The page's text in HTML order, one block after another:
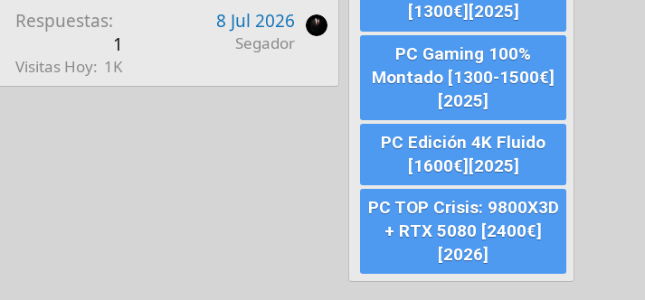
Respuestas
1
Visitas Hoy 1K
8 Jul 2026
Segador
[1300€][2025]
PC Gaming 100%
Montado [1300-1500€]
[2025]
PC Edición 4K Fluido
[1600€][2025]
PC TOP Crisis: 9800X3D
+ RTX 5080 [2400€]
[2026]